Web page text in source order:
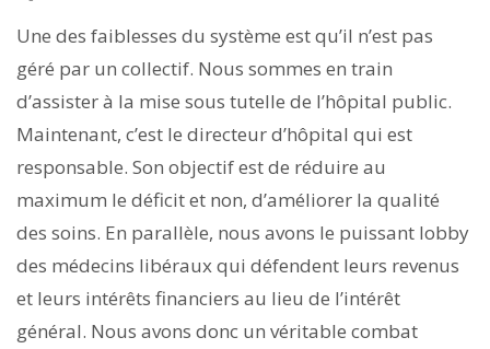
Une des faiblesses du système est qu’il n’est pas
géré par un collectif. Nous sommes en train
d’assister à la mise sous tutelle de l’hôpital public.
Maintenant, c’est le directeur d’hôpital qui est
responsable. Son objectif est de réduire au
maximum le déficit et non, d’améliorer la qualité
des soins. En parallèle, nous avons le puissant lobby
des médecins libéraux qui défendent leurs revenus
et leurs intérêts financiers au lieu de l’intérêt
général. Nous avons donc un véritable combat